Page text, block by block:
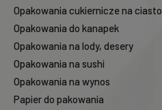
Opakowania cukiernicze na ciasto
Opakowania do kanapek
Opakowania na lody, desery
Opakowania na sushi
Opakowania na wynos
Papier do pakowania